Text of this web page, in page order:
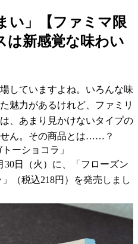
い」【ファミマ限
は新感覚な味わい
していますよね。いろんな味
魅力があるけれど、ファミリ
、あまり見かけないタイプの
ん。その商品とは……？
ーショコラ」
30日（火）に、「フローズン
（税込218円）を発売しまし